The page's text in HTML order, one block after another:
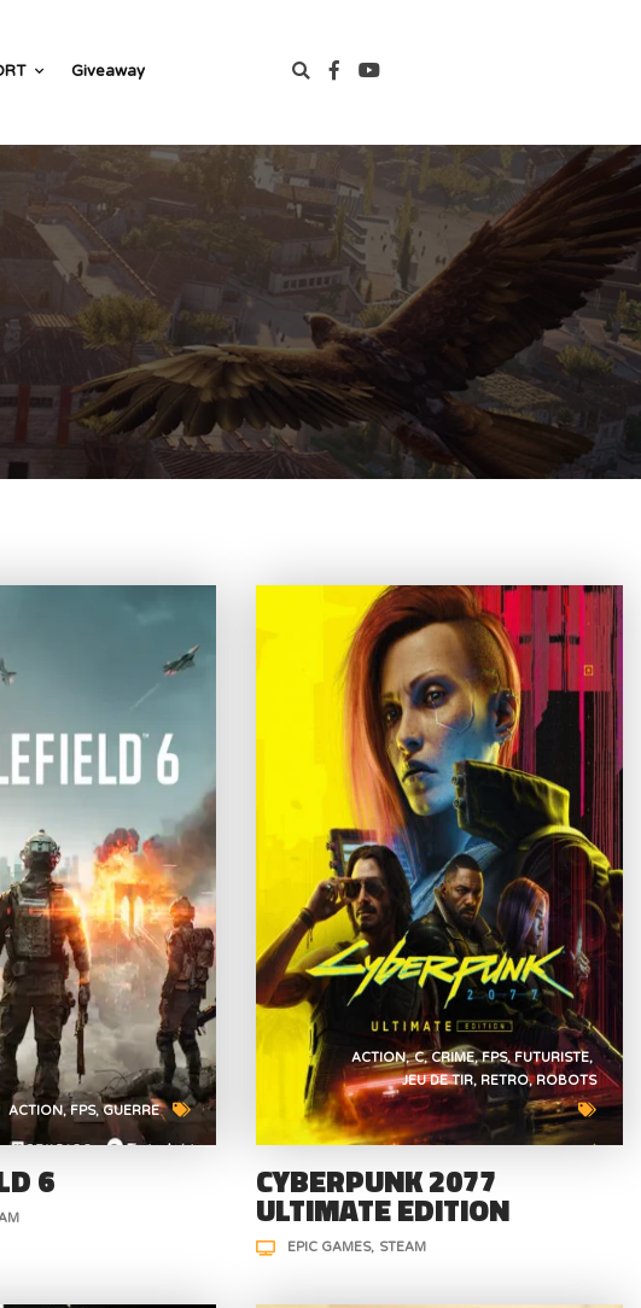
Giveaway
ACTION FPS GUERRE
6
ACTION C CRIME FPS FUTURISTE
JEU DE TIR RETRO ROBOTS
CYBERPUNK 2077
ULTIMATE EDITION
EPIC GAMES STEAM